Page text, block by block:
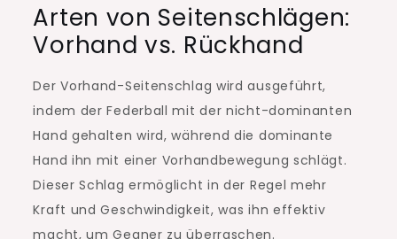
Arten von Seitenschlägen:
Vorhand vs. Rückhand
Der Vorhand-Seitenschlag wird ausgeführt,
indem der Federball mit der nicht-dominanten
Hand gehalten wird, während die dominante
Hand ihn mit einer Vorhandbewegung schlägt.
Dieser Schlag ermöglicht in der Regel mehr
Kraft und Geschwindigkeit, was ihn effektiv
macht, um Gegner zu überraschen.